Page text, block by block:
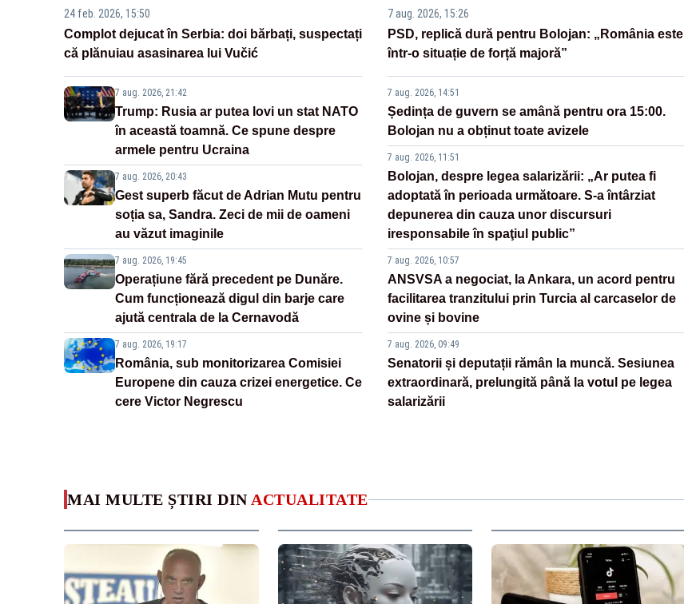
24 feb. 2026, 15:50
Complot dejucat în Serbia: doi bărbați, suspectați
că plănuiau asasinarea lui Vučić
7 aug. 2026, 21:42
Trump: Rusia ar putea lovi un stat NATO
în această toamnă. Ce spune despre
armele pentru Ucraina
7 aug. 2026, 20:43
Gest superb făcut de Adrian Mutu pentru
soția sa, Sandra. Zeci de mii de oameni
au văzut imaginile
7 aug. 2026, 19:45
Operațiune fără precedent pe Dunăre.
Cum funcționează digul din barje care
ajută centrala de la Cernavodă
7 aug. 2026, 19:17
România, sub monitorizarea Comisiei
Europene din cauza crizei energetice. Ce
cere Victor Negrescu
7 aug. 2026, 15:26
PSD, replică dură pentru Bolojan: „România este
într-o situație de forță majoră”
7 aug. 2026, 14:51
Ședința de guvern se amână pentru ora 15:00.
Bolojan nu a obținut toate avizele
7 aug. 2026, 11:51
Bolojan, despre legea salarizării: „Ar putea fi
adoptată în perioada următoare. S-a întârziat
depunerea din cauza unor discursuri
iresponsabile în spaţiul public”
7 aug. 2026, 10:57
ANSVSA a negociat, la Ankara, un acord pentru
facilitarea tranzitului prin Turcia al carcaselor de
ovine și bovine
7 aug. 2026, 09:49
Senatorii și deputații rămân la muncă. Sesiunea
extraordinară, prelungită până la votul pe legea
salarizării
MAI MULTE ȘTIRI DIN ACTUALITATE